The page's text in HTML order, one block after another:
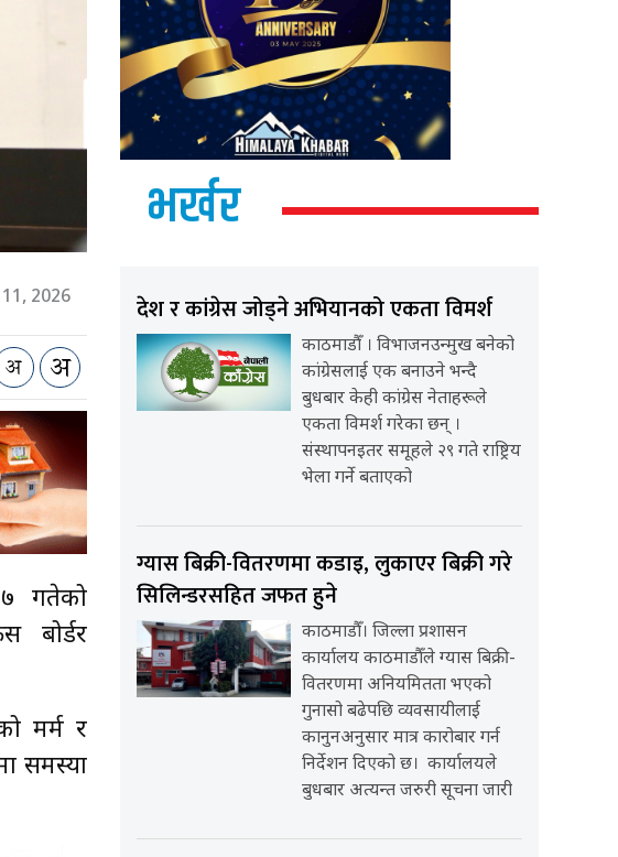
11, 2026
गतेको
बोर्डर
मर्म र
समस्या
भर्खर
देश र कांग्रेस जोड्ने अभियानको एकता विमर्श
काठमाडौँ । विभाजनउन्मुख बनेको
कांग्रेसलाई एक बनाउने भन्दै
बुधबार केही कांग्रेस नेताहरूले
एकता विमर्श गरेका छन् ।
संस्थापनइतर समूहले २९ गते राष्ट्रिय
भेला गर्ने बताएको
ग्यास बिक्री-वितरणमा कडाइ, लुकाएर बिक्री गरे
सिलिन्डरसहित जफत हुने
काठमाडौँ। जिल्ला प्रशासन
कार्यालय काठमाडौँले ग्यास बिक्री-
वितरणमा अनियमितता भएको
गुनासो बढेपछि व्यवसायीलाई
कानुनअनुसार मात्र कारोबार गर्न
निर्देशन दिएको छ। कार्यालयले
बुधबार अत्यन्त जरुरी सूचना जारी